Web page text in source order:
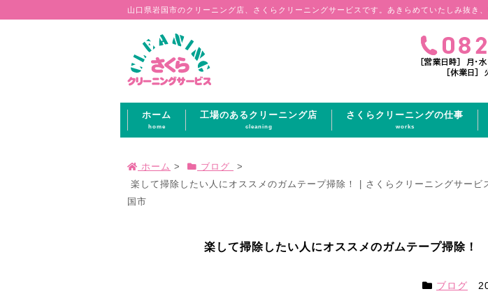
山口県岩国市のクリーニング店、さくらクリーニングサービスです。あきらめていたしみ抜き
ホーム
home
工場のあるクリーニング店
cleaning
さくらクリーニングの仕事
works
ホーム > ブログ
>
楽して掃除したい人にオススメのガムテープ掃除！ | さくらクリーニングサービ
国市
楽して掃除したい人にオススメのガムテープ掃除！
ブログ